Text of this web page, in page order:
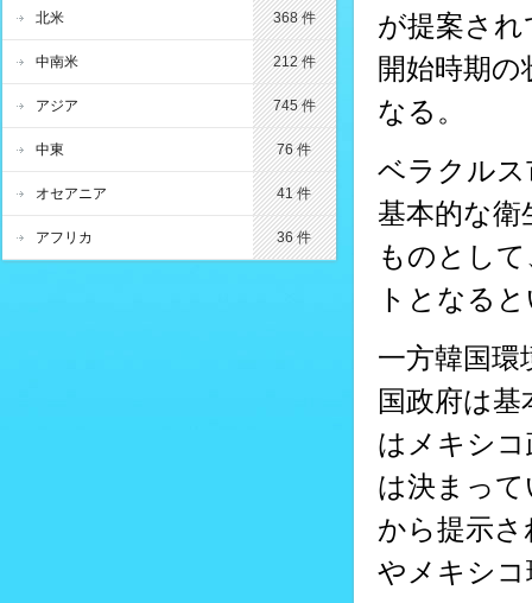
が提案さ
開始時期
なる。
ベラクル
基本的な
ものとし
トとなる
一方韓国
国政府は
はメキシ
は決まっ
から提示
やメキシ
北米 368 件
中南米 212 件
アジア 745 件
中東 76 件
オセアニア 41 件
アフリカ 36 件